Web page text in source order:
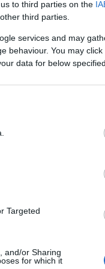
to third parties on the
third parties.
services and may
behaviour. You may
data for below
Targeted
and/or Sharing
for which it
vár!